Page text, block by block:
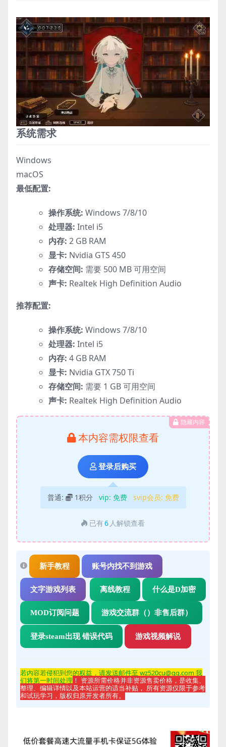
系统需求
Windows
macOS
最低配置:
操作系统: Windows 7/8/10
处理器: Intel i5
内存: 2 GB RAM
显卡: Nvidia GTS 450
存储空间: 需要 500 MB 可用空间
声卡: Realtek High Definition Audio
推荐配置:
操作系统: Windows 7/8/10
处理器: Intel i5
内存: 4 GB RAM
显卡: Nvidia GTX 750 Ti
存储空间: 需要 1 GB 可用空间
声卡: Realtek High Definition Audio
隐藏内容
本内容需权限查看
登录后购买
普通: 1积分 vip: 免费 svip会员: 免费
已有6 人解锁查看
新手教程 账号内找不到游戏
文字游戏列表 离线教程 什么是D加密
MOD订阅问题 游戏交流群（）非售后群）
登录steam出现 错误代码 游戏视频解说
若内容若侵犯到您的权益，请发送邮件至 wz520cu@qq.com 我
们将第一时间处理 ！ 资源所需价格并非资源售卖价格，是收集、
整理、编辑详情以及本站运营的适当补贴， 所有资源仅限于参考
和试玩学习，版权归原开发者所有。